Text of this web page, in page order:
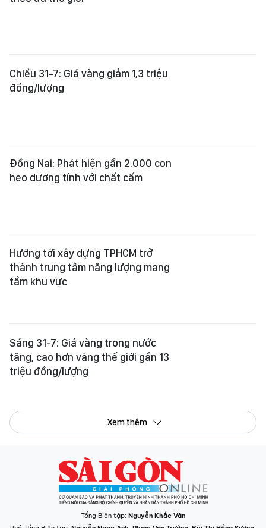
Chiều 31-7: Giá vàng giảm 1,3 triệu
đồng/lượng
Đồng Nai: Phát hiện gần 2.000 con
heo dương tính với chất cấm
Hướng tới xây dựng TPHCM trở
thành trung tâm năng lượng mang
tầm khu vực
Sáng 31-7: Giá vàng trong nước
tăng, cao hơn vàng thế giới gần 13
triệu đồng/lượng
Xem thêm
Tổng Biên tập: Nguyễn Khắc Văn